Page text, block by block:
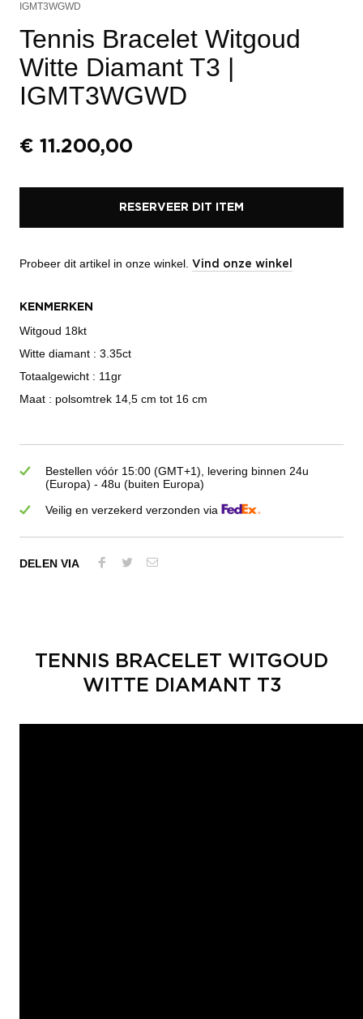
IGMT3WGWD
Tennis Bracelet Witgoud
Witte Diamant T3 |
IGMT3WGWD
€ 11.200,00
RESERVEER DIT ITEM
Probeer dit artikel in onze winkel. Vind onze winkel
KENMERKEN
Witgoud 18kt
Witte diamant : 3.35ct
Totaalgewicht : 11gr
Maat : polsomtrek 14,5 cm tot 16 cm
Bestellen vóór 15:00 (GMT+1), levering binnen 24u
(Europa) - 48u (buiten Europa)
Veilig en verzekerd verzonden via
DELEN VIA
TENNIS BRACELET WITGOUD
WITTE DIAMANT T3